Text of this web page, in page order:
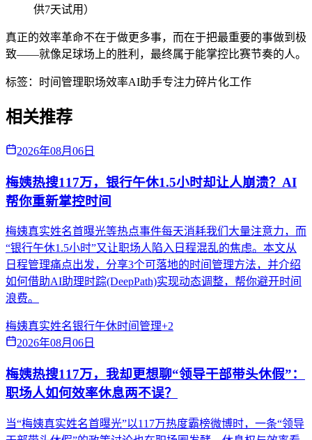
供7天试用）
真正的效率革命不在于做更多事，而在于把最重要的事做到极
致——就像足球场上的胜利，最终属于能掌控比赛节奏的人。
标签： 时间管理职场效率AI助手专注力碎片化工作
相关推荐
2026年08月06日
梅姨热搜117万，银行午休1.5小时却让人崩溃？AI
帮你重新掌控时间
梅姨真实姓名首曝光等热点事件每天消耗我们大量注意力，而
“银行午休1.5小时”又让职场人陷入日程混乱的焦虑。本文从
日程管理痛点出发，分享3个可落地的时间管理方法，并介绍
如何借助AI助理时踪(DeepPath)实现动态调整，帮你避开时间
浪费。
梅姨真实姓名银行午休时间管理+2
2026年08月06日
梅姨热搜117万，我却更想聊“领导干部带头休假”：
职场人如何效率休息两不误？
当“梅姨真实姓名首曝光”以117万热度霸榜微博时，一条“领导